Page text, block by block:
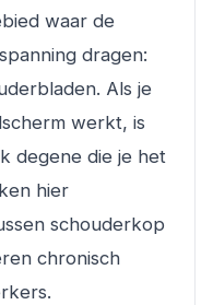
waar de
dragen:
Als je
werkt, is
degene die je het
hier
schouderkop
chronisch